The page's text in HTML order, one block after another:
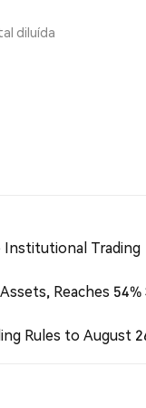
diluída
Institutional Trading
Reaches 54%
Rules to August